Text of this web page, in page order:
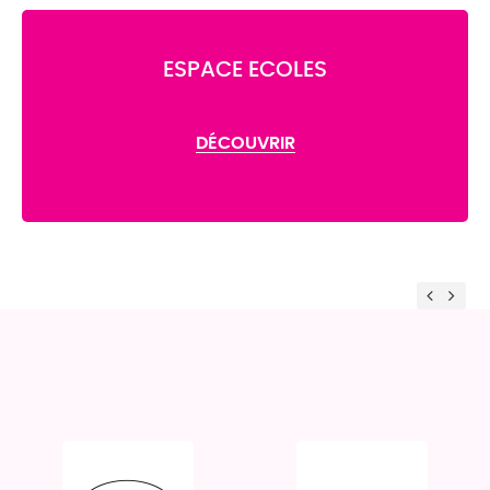
ESPACE ECOLES
DÉCOUVRIR